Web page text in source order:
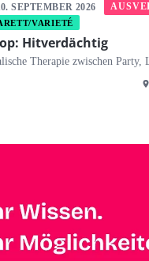
SEPTEMBER 2026
VARIETÉ
Hitverdächtig
Therapie zwischen Party,